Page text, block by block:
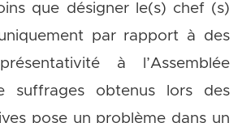
que désigner le(s) chef (s)
par rapport à des
à l’Assemblée
suffrages obtenus lors des
pose un problème dans un